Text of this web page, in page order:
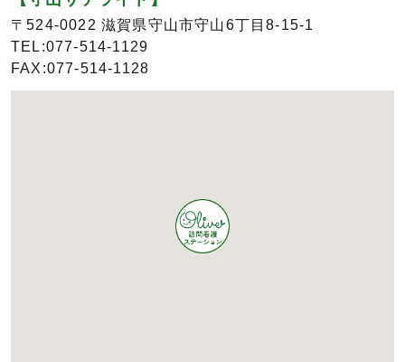
〒524-0022 滋賀県守山市守山6丁目8-15-1
TEL:077-514-1129
FAX:077-514-1128